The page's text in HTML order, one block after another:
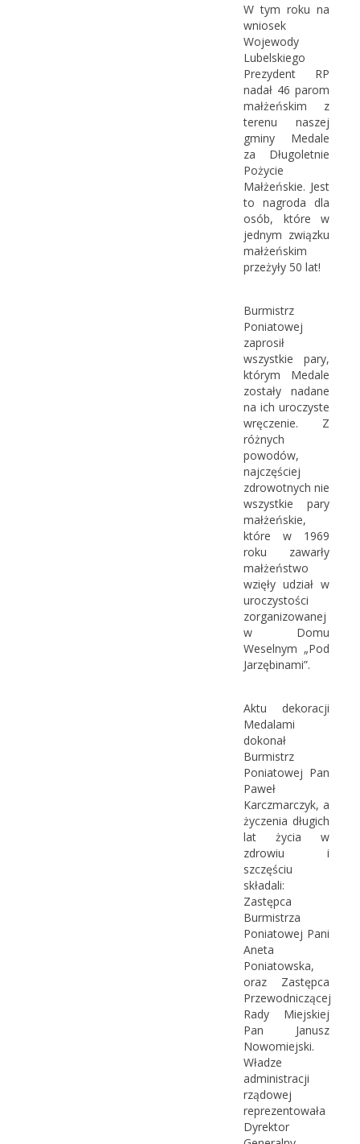
W tym roku na
wniosek
Wojewody
Lubelskiego
Prezydent RP
nadał 46 parom
małżeńskim z
terenu naszej
gminy Medale
za Długoletnie
Pożycie
Małżeńskie. Jest
to nagroda dla
osób, które w
jednym związku
małżeńskim
przeżyły 50 lat!
Burmistrz
Poniatowej
zaprosił
wszystkie pary,
którym Medale
zostały nadane
na ich uroczyste
wręczenie. Z
różnych
powodów,
najczęściej
zdrowotnych nie
wszystkie pary
małżeńskie,
które w 1969
roku zawarły
małżeństwo
wzięły udział w
uroczystości
zorganizowanej
w Domu
Weselnym „Pod
Jarzębinami”.
Aktu dekoracji
Medalami
dokonał
Burmistrz
Poniatowej Pan
Paweł
Karczmarczyk, a
życzenia długich
lat życia w
zdrowiu i
szczęściu
składali:
Zastępca
Burmistrza
Poniatowej Pani
Aneta
Poniatowska,
oraz Zastępca
Przewodniczącej
Rady Miejskiej
Pan Janusz
Nowomiejski.
Władze
administracji
rządowej
reprezentowała
Dyrektor